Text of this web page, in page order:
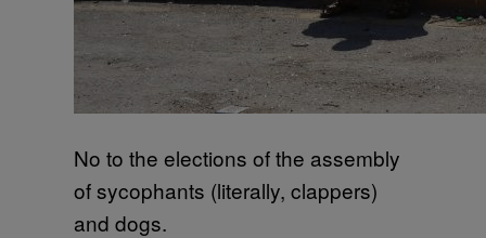
No to the elections of the assembly
of sycophants (literally, clappers)
and dogs.